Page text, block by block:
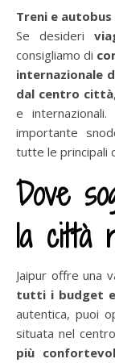
Treni e
Se desideri
consigliamo di
internazionale
dal centro città
e
importante
tutte le principali
Dove
la città
Jaipur offre una
tutti i budget
autentica, puoi
situata nel
più